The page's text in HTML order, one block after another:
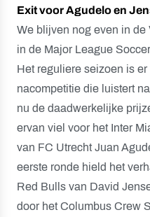
Exit voor Agudelo en
We blijven nog even in de
in de Major League
Het reguliere seizoen is
nacompetitie die luistert
nu de daadwerkelijke
ervan viel voor het Inter
van FC Utrecht Juan
eerste ronde hield het
Red Bulls van David
door het Columbus Crew